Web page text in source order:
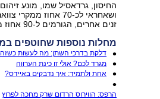
החיסון, גרדאסיל שמו, מונע
ושאחראי לכ-70 אחוז
זנים אחרים, הגורמים ל-90 אחוז ממקרי היבלות הגניטליות.
מחלות נוספות שחוטפים
דלקת בדרכי השתן: מה לעשות
מגרד לכם? אולי זו כינת הערווה
אחת ולתמיד: איך נדבקים באיידס?
הרפס: הווירוס הרדום שרק מחכה לפרוץ